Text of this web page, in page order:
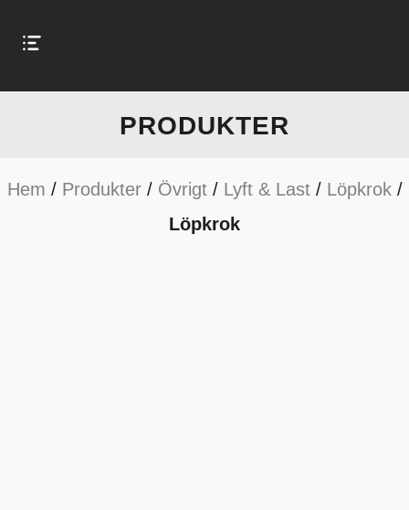
PRODUKTER
Hem / Produkter/ Övrigt/ Lyft & Last/ Löpkrok/
Löpkrok